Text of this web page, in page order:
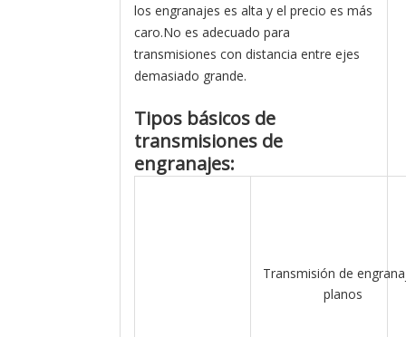
los engranajes es alta y el precio es más
caro.No es adecuado para
transmisiones con distancia entre ejes
demasiado grande.
Tipos básicos de
transmisiones de
engranajes:
Transmisión de
planos